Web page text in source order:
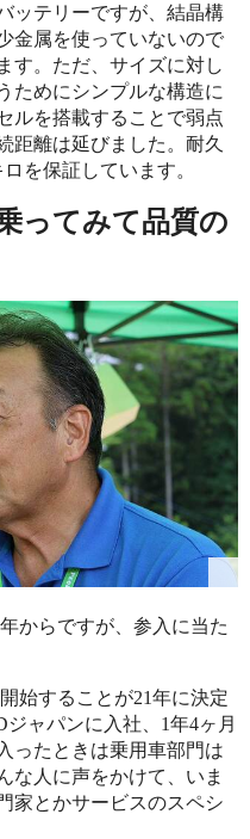
ッテリーですが、結晶構
金属を使っていないので
す。ただ、サイズに対し
ためにシンプルな構造に
ルを搭載することで弱点
距離は延びました。耐久
を保証しています。
ってみて品質の
からですが、参入に当た
始することが21年に決定
ャパンに入社、1年4ヶ月
ったときは乗用車部門は
な人に声をかけて、いま
家とかサービスのスペシ